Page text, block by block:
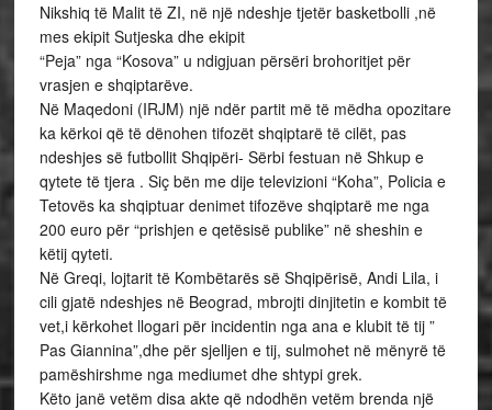
Nikshiq të Malit të ZI, në një ndeshje tjetër basketbolli ,në
mes ekipit Sutjeska dhe ekipit
“Peja” nga “Kosova” u ndigjuan përsëri brohoritjet për
vrasjen e shqiptarëve.
Në Maqedoni (IRJM) një ndër partit më të mëdha opozitare
ka kërkoi që të dënohen tifozët shqiptarë të cilët, pas
ndeshjes së futbollit Shqipëri- Sërbi festuan në Shkup e
qytete të tjera . Siç bën me dije televizioni “Koha”, Policia e
Tetovës ka shqiptuar denimet tifozëve shqiptarë me nga
200 euro për “prishjen e qetësisë publike” në sheshin e
këtij qyteti.
Në Greqi, lojtarit të Kombëtarës së Shqipërisë, Andi Lila, i
cili gjatë ndeshjes në Beograd, mbrojti dinjitetin e kombit të
vet,i kërkohet llogari për incidentin nga ana e klubit të tij ”
Pas Giannina”,dhe për sjelljen e tij, sulmohet në mënyrë të
pamëshirshme nga mediumet dhe shtypi grek.
Këto janë vetëm disa akte që ndodhën vetëm brenda një